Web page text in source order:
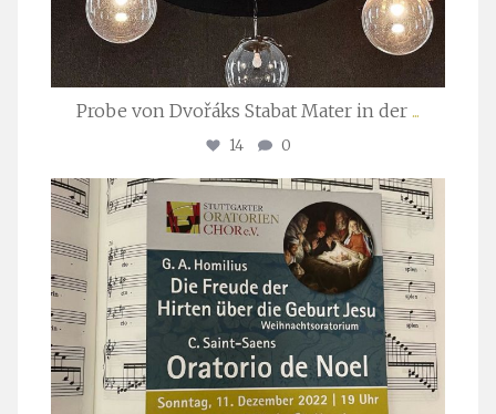
Probe von Dvořáks Stabat Mater in der ...
14 0
stuttgarter_oratorienchor
Nov. 29